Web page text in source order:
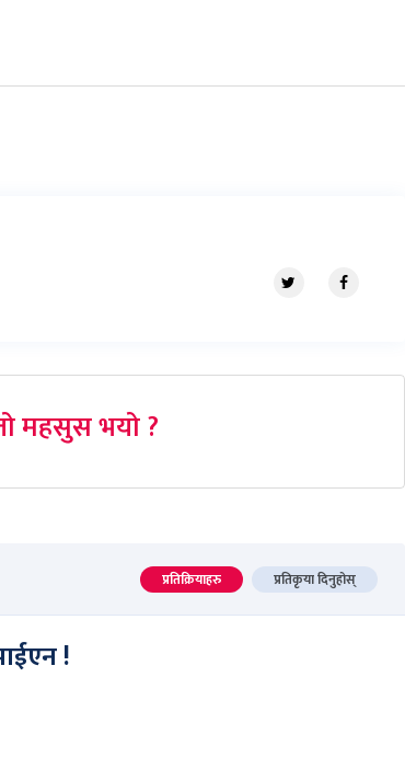
महसुस भयो ?
प्रतिक्रियाहरु प्रतिकृया दिनुहोस्
!